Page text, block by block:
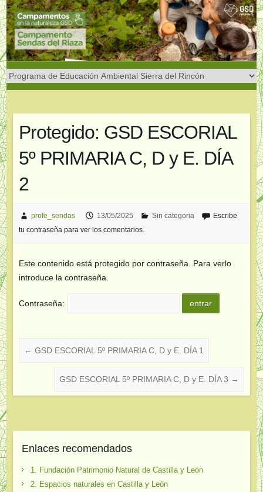
Saltar
al
contenido
Protegido: GSD ESCORIAL
5º PRIMARIA C, D y E. DÍA
2
profe_sendas 13/05/2025 Sin categoria
Escribe
tu contraseña para ver los comentarios.
Este contenido está protegido por contraseña. Para verlo
introduce la contraseña.
Contraseña:
← GSD ESCORIAL 5º PRIMARIA C, D y E. DÍA 1
GSD ESCORIAL 5º PRIMARIA C, D y E. DÍA 3 →
Enlaces recomendados
1. Fundación Patrimonio Natural de Castilla y León
2. Espacios naturales en Castilla y León